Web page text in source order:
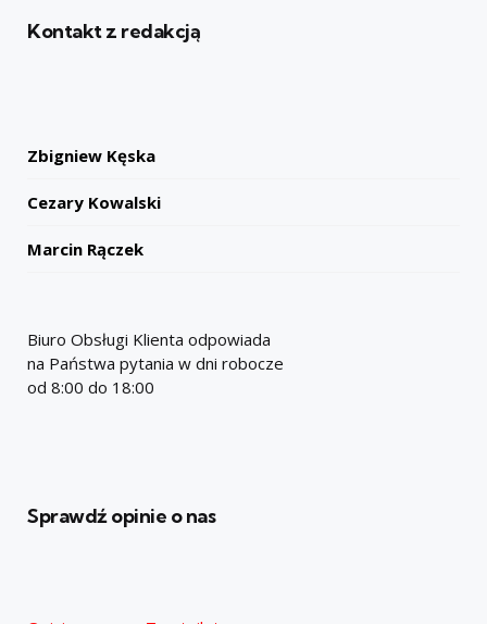
Kontakt z redakcją
Zbigniew Kęska
Cezary Kowalski
Marcin Rączek
Biuro Obsługi Klienta odpowiada
na Państwa pytania w dni robocze
od 8:00 do 18:00
Sprawdź opinie o nas